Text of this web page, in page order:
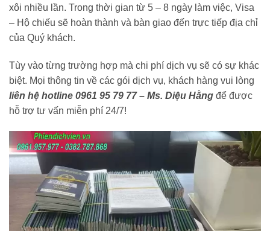
xôi nhiều lần. Trong thời gian từ 5 – 8 ngày làm việc, Visa
– Hộ chiếu sẽ hoàn thành và bàn giao đến trực tiếp địa chỉ
của Quý khách.
Tùy vào từng trường hợp mà chi phí dịch vụ sẽ có sự khác
biệt. Mọi thông tin về các gói dịch vụ, khách hàng vui lòng
liên hệ hotline 0961 95 79 77 – Ms. Diệu Hằng để được
hỗ trợ tư vấn miễn phí 24/7!